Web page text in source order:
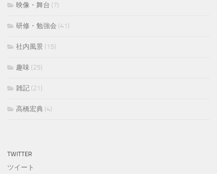
映像・舞台 (7)
研修・勉強会 (41)
社内風景 (15)
趣味 (25)
雑記 (21)
高橋宏典 (4)
TWITTER
ツイート